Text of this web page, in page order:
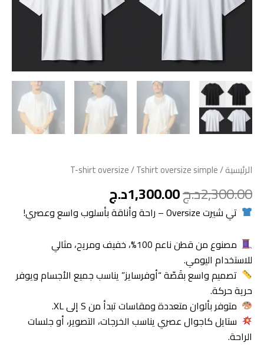
الرئيسية/
T-shirt oversize/ Tshirt oversize simple
2,300.00د.ج1,300.00د.ج
تي شيرت Oversize – راحة وأناقة بأسلوب واسع وعصري!
مصنوع من قطن ناعم 100%، خفيف ومريح، مثالي
للاستخدام اليومي.
تصميم واسع بقَصّة “أوفرسايز” يناسب جميع الأجسام ويوفر
حرية حركة.
متوفر بألوان متعددة ومقاسات تبدأ من S إلى XL.
ستايل كاجوال عصري يناسب الخرجات، التصوير، أو جلسات
الراحة.